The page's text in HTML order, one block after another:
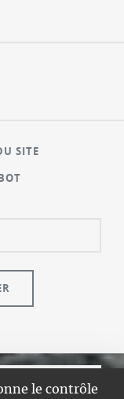
le contrôle
SITE